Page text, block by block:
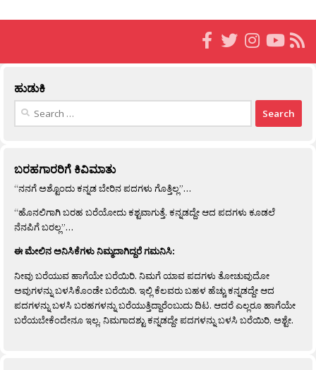
ಹುಡುಕಿ
Search
ಬರಹಗಾರರಿಗೆ ಕಿವಿಮಾತು
“ನನಗೆ ಅಶ್ಟೊಂದು ಕನ್ನಡ ಬೇರಿನ ಪದಗಳು ಗೊತ್ತಿಲ್ಲ”…
“ಹೊನಲಿಗಾಗಿ ಬರಹ ಬರೆಯೋದು ಕಶ್ಟವಾಗುತ್ತೆ. ಕನ್ನಡದ್ದೇ ಆದ ಪದಗಳು ಕೂಡಲೆ
ನೆನಪಿಗೆ ಬರಲ್ಲ”…
ಈ ಮೇಲಿನ ಅನಿಸಿಕೆಗಳು ನಿಮ್ಮದಾಗಿದ್ದರೆ ಗಮನಿಸಿ:
ನೀವು ಬರೆಯುವ ಹಾಗೆಯೇ ಬರೆಯಿರಿ. ನಿಮಗೆ ಯಾವ ಪದಗಳು ತೋಚುವುದೋ
ಅವುಗಳನ್ನು ಬಳಸಿಕೊಂಡೇ ಬರೆಯಿರಿ. ಇಲ್ಲಿ ಕೆಲವರು ಬಹಳ ಹೆಚ್ಚು ಕನ್ನಡದ್ದೇ ಆದ
ಪದಗಳನ್ನು ಬಳಸಿ ಬರಹಗಳನ್ನು ಬರೆಯುತ್ತಿದ್ದಾರೆಂಬುದು ದಿಟ. ಆದರೆ ಎಲ್ಲರೂ ಹಾಗೆಯೇ
ಬರೆಯಬೇಕೆಂದೇನೂ ಇಲ್ಲ. ನಿಮಗಾದಶ್ಟು ಕನ್ನಡದ್ದೇ ಪದಗಳನ್ನು ಬಳಸಿ ಬರೆಯಿರಿ, ಅಶ್ಟೇ.